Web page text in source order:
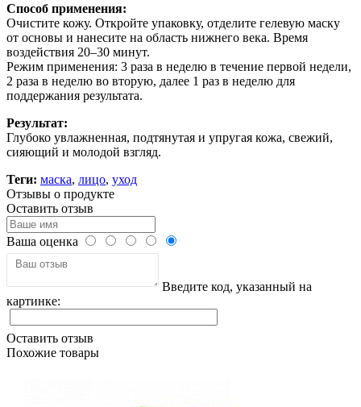
Способ применения:
Очистите кожу. Откройте упаковку, отделите гелевую маску
от основы и нанесите на область нижнего века. Время
воздействия 20–30 минут.
Режим применения: 3 раза в неделю в течение первой недели,
2 раза в неделю во вторую, далее 1 раз в неделю для
поддержания результата.
Результат:
Глубоко увлажненная, подтянутая и упругая кожа, свежий,
сияющий и молодой взгляд.
Теги: маска, лицо, уход
Отзывы о продукте
Оставить отзыв
Ваша оценка
Введите код, указанный на
картинке:
Оставить отзыв
Похожие товары